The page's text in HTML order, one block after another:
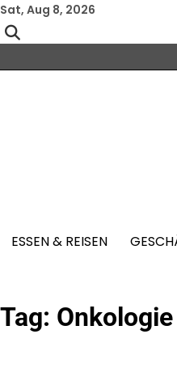
Skip
to
content
Sat, Aug 8, 2026
ESSEN & REISEN
Tag: Onkologie